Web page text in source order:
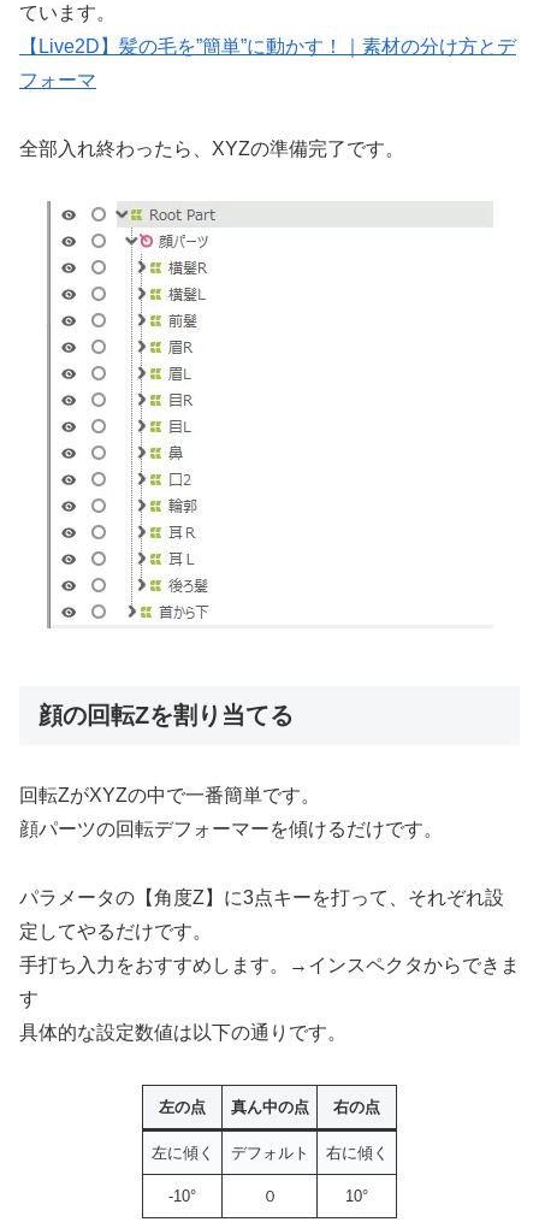
ています。
【Live2D】髪の毛を”簡単”に動かす！｜素材の分け方とデ
フォーマ
全部入れ終わったら、XYZの準備完了です。
顔の回転Zを割り当てる
回転ZがXYZの中で一番簡単です。
顔パーツの回転デフォーマーを傾けるだけです。
パラメータの【角度Z】に3点キーを打って、それぞれ設
定してやるだけです。
手打ち入力をおすすめします。→インスペクタからできま
す
具体的な設定数値は以下の通りです。
左の点 真ん中の点 右の点
左に傾く デフォルト 右に傾く
-10° ０ 10°